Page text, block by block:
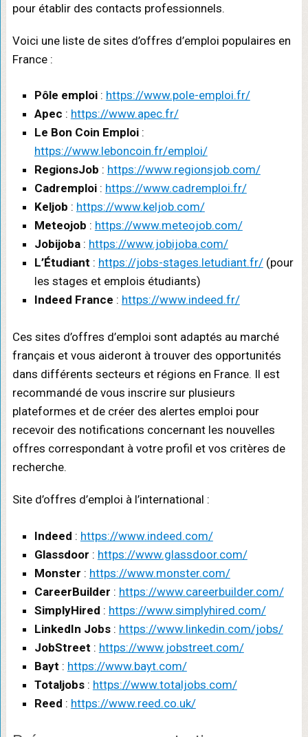
pour établir des contacts professionnels.
Voici une liste de sites d’offres d’emploi populaires en
France :
Pôle emploi: https://www.pole-emploi.fr/
Apec : https://www.apec.fr/
Le Bon Coin Emploi:
https://www.leboncoin.fr/emploi/
RegionsJob : https://www.regionsjob.com/
Cadremploi: https://www.cadremploi.fr/
Keljob : https://www.keljob.com/
Meteojob : https://www.meteojob.com/
Jobijoba: https://www.jobijoba.com/
L’Étudiant : https://jobs-stages.letudiant.fr/(pour
les stages et emplois étudiants)
Indeed France : https://www.indeed.fr/
Ces sites d’offres d’emploi sont adaptés au marché
français et vous aideront à trouver des opportunités
dans différents secteurs et régions en France. Il est
recommandé de vous inscrire sur plusieurs
plateformes et de créer des alertes emploi pour
recevoir des notifications concernant les nouvelles
offres correspondant à votre profil et vos critères de
recherche.
Site d’offres d’emploi à l’international :
Indeed : https://www.indeed.com/
Glassdoor : https://www.glassdoor.com/
Monster : https://www.monster.com/
CareerBuilder : https://www.careerbuilder.com/
SimplyHired : https://www.simplyhired.com/
LinkedIn Jobs: https://www.linkedin.com/jobs/
JobStreet : https://www.jobstreet.com/
Bayt : https://www.bayt.com/
Totaljobs : https://www.totaljobs.com/
Reed : https://www.reed.co.uk/